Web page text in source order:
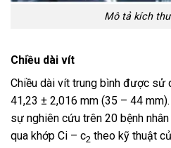
Mô tả kích
Chiều dài vít
Chiều dài vít trung bình được sử
41,23 ± 2,016 mm (35 – 44
sự nghiên cứu trên 20 bệnh
qua khớp Ci – c2 theo kỹ thuật